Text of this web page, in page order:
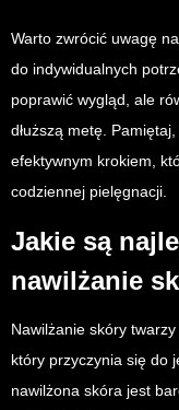
Warto zwrócić uwagę
do indywidualnych
poprawić wygląd, ale
dłuższą metę.
efektywnym krokiem,
codziennej pielęgnacji.
Jakie są
nawilżanie
Nawilżanie skóry
który przyczynia się do
nawilżona skóra jest